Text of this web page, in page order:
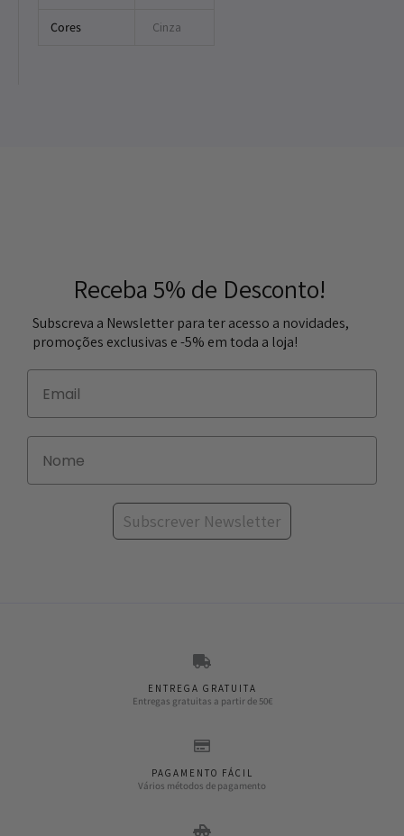
Cores Cinza
Receba 5% de Desconto!
Subscreva a Newsletter para ter acesso a novidades,
promoções exclusivas e -5% em toda a loja!
Subscrever Newsletter
ENTREGA GRATUITA
Entregas gratuitas a partir de 50€
PAGAMENTO FÁCIL
Vários métodos de pagamento